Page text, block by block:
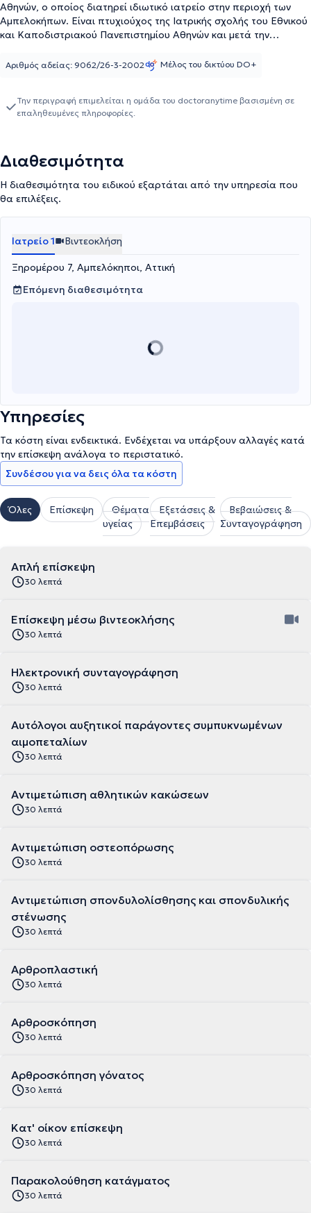
Αθηνών, ο οποίος διατηρεί ιδιωτικό ιατρείο στην περιοχή των
Αμπελοκήπων. Είναι πτυχιούχος της Ιατρικής σχολής του Εθνικού
και Καποδιστριακού Πανεπιστημίου Αθηνών και μετά την
εξειδικεύθηκε στη χειρουργική αντιμετώπιση των αθλητικών
Πανεπιστημιακό Νοσοκομείο του Leeds της Μεγάλης Βρετανίας,
αναγνωρισμένο από το Κολέγιο των Ορθοπαιδικών Χειρουργών
αρθρίτιδας, έχοντας πραγματοποιήσει πλήθος επεμβάσεων τόσο
κατά την τετραετή μετεκπαίδευση του σε νοσοκομεία της
Μεγάλης Βρετανίας, όσο και μετά την επιστροφή του στην
Ελλάδα.
Αριθμός αδείας: 9062/26-3-2002 Μέλος του δικτύου DO+
Την περιγραφή επιμελείται η ομάδα του doctoranytime βασισμένη σε
επαληθευμένες πληροφορίες.
Διαθεσιμότητα
Η διαθεσιμότητα του ειδικού εξαρτάται από την υπηρεσία που
θα επιλέξεις.
Ιατρείο 1 Βιντεοκλήση
Ξηρομέρου 7, Αμπελόκηποι, Αττική
Επόμενη διαθεσιμότητα
Υπηρεσίες
Τα κόστη είναι ενδεικτικά. Ενδέχεται να υπάρξουν αλλαγές κατά
την επίσκεψη ανάλογα το περιστατικό.
Συνδέσου για να δεις όλα τα κόστη
Όλες Επίσκεψη
Θέματα
υγείας
Εξετάσεις &
Επεμβάσεις
Βεβαιώσεις &
Συνταγογράφηση
Απλή επίσκεψη
30 λεπτά
Επίσκεψη μέσω βιντεοκλήσης
30 λεπτά
Ηλεκτρονική συνταγογράφηση
30 λεπτά
Αυτόλογοι αυξητικοί παράγοντες συμπυκνωμένων
αιμοπεταλίων
30 λεπτά
Αντιμετώπιση αθλητικών κακώσεων
30 λεπτά
Αντιμετώπιση οστεοπόρωσης
30 λεπτά
Αντιμετώπιση σπονδυλολίσθησης και σπονδυλικής
στένωσης
30 λεπτά
Αρθροπλαστική
30 λεπτά
Αρθροσκόπηση
30 λεπτά
Αρθροσκόπηση γόνατος
30 λεπτά
Κατ' οίκον επίσκεψη
30 λεπτά
Παρακολούθηση κατάγματος
30 λεπτά